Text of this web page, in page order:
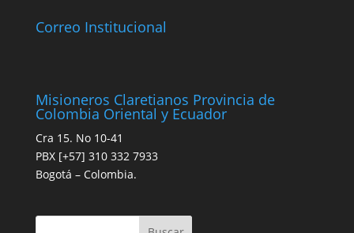
Correo Institucional
Misioneros Claretianos Provincia de
Colombia Oriental y Ecuador
Cra 15. No 10-41
PBX [+57] 310 332 7933
Bogotá – Colombia.